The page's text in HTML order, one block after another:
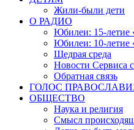
Жили-были дети
О РАДИО
Юбилеи: 15-летие
Юбилеи: 10-летие
Щедрая среда
Новости Сервиса
Обратная связь
ГОЛОС
ОБЩЕСТВО
Наука и религия
Смысл